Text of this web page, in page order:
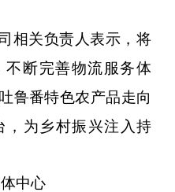
相关负责人表示，将
不断完善物流服务体
鲁番特色农产品走向
，为乡村振兴注入持
中心